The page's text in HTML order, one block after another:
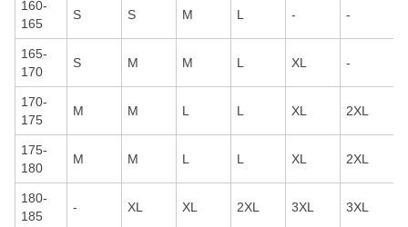
160-
165
S S M L - -
165-
170
S M M L XL -
170-
175
M M L L XL 2XL
175-
180
M M L L XL 2XL
180-
185
- XL XL 2XL 3XL 3XL